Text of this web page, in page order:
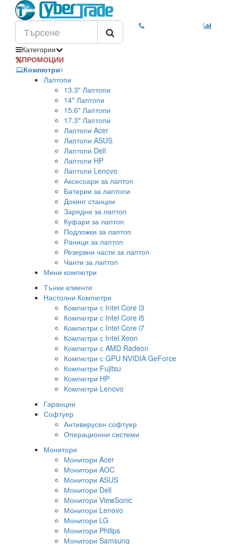
Категории
ПРОМОЦИИ
Компютри
Лаптопи
13.3" Лаптопи
14" Лаптопи
15.6" Лаптопи
17.3" Лаптопи
Лаптопи Acer
Лаптопи ASUS
Лаптопи Dell
Лаптопи HP
Лаптопи Lenovo
Аксесоари за лаптоп
Батерии за лаптопи
Докинг станции
Зарядни за лаптоп
Куфари за лаптоп
Подложки за лаптоп
Раници за лаптоп
Резервни части за лаптоп
Чанти за лаптоп
Мини компютри
Тънки клиенти
Настолни Компютри
Компютри с Intel Core i3
Компютри с Intel Core i5
Компютри с Intel Core i7
Компютри с Intel Xeon
Компютри с AMD Radeon
Компютри с GPU NVIDIA GeForce
Компютри Fujitsu
Компютри HP
Компютри Lenovo
Гаранции
Софтуер
Антивирусен софтуер
Операционни системи
Монитори
Монитори Acer
Монитори AOC
Монитори ASUS
Монитори Dell
Монитори ViewSonic
Монитори Lenovo
Монитори LG
Монитори Philips
Монитори Samsung